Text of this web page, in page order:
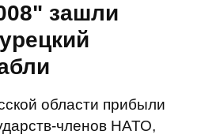
зашли
области прибыли
членов НАТО,